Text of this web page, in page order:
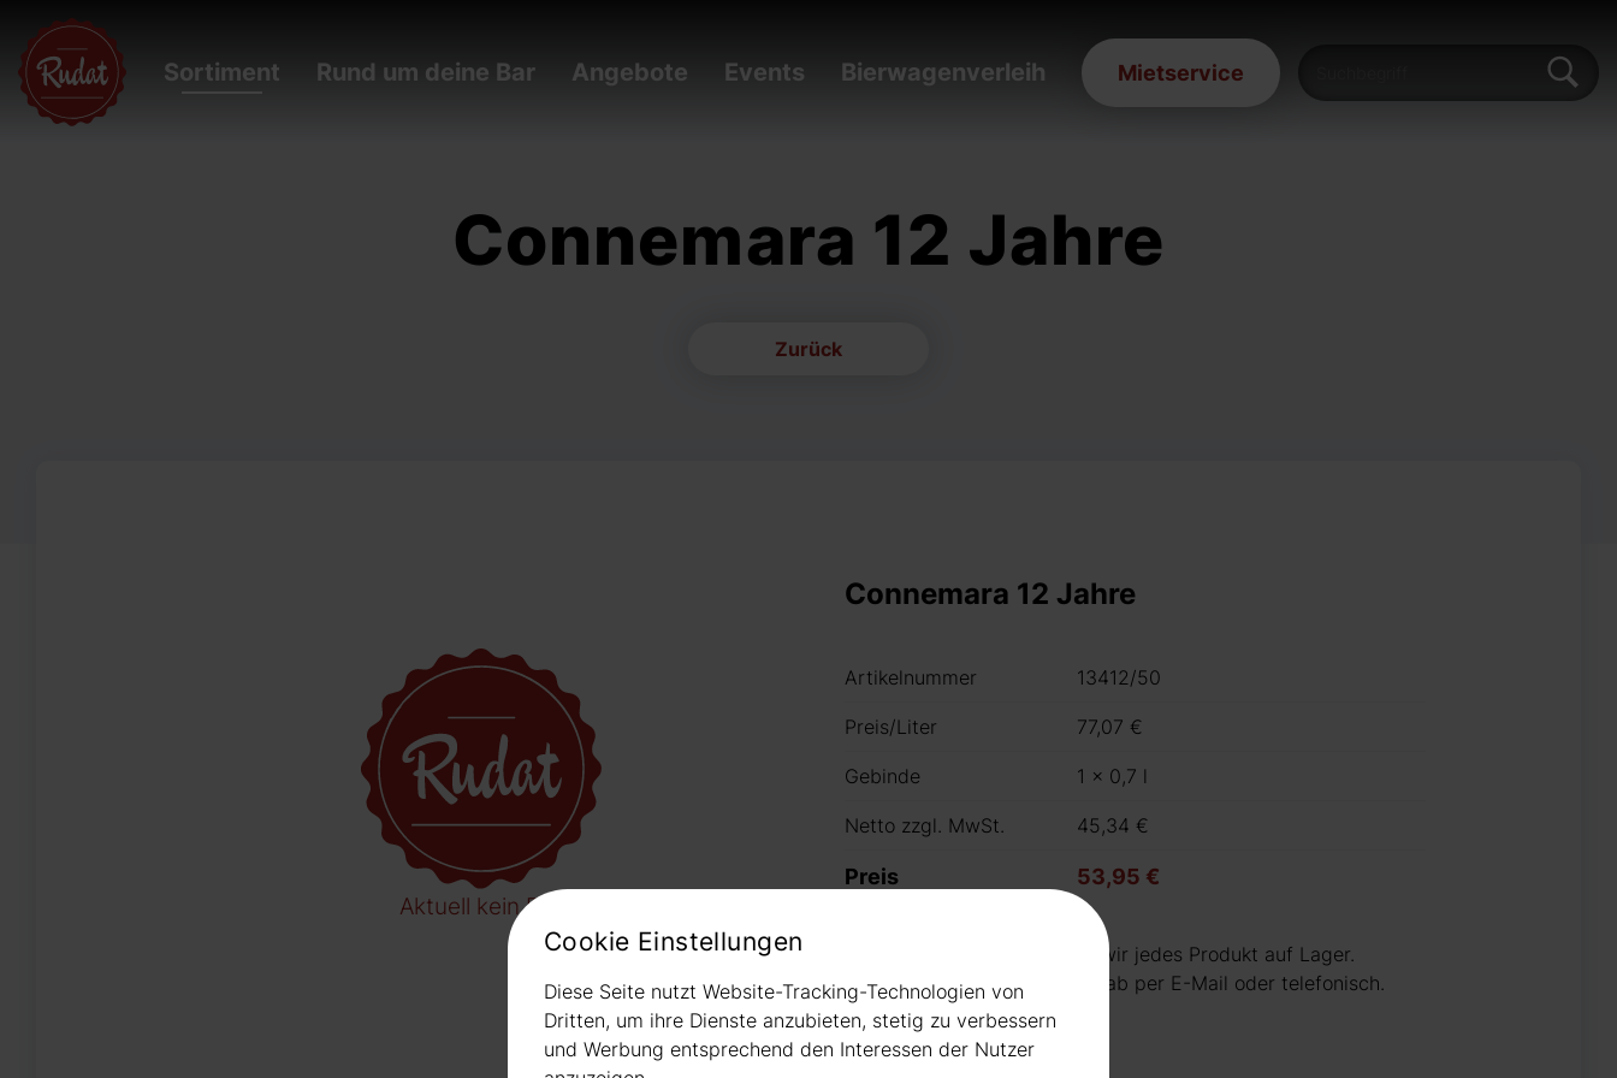
Sortiment Rund um deine Bar Angebote Events Bierwagenverleih Mietservice
Connemara 12 Jahre
Zurück
Aktuell kein Bild
Connemara 12 Jahre
Artikelnummer 13412/50
Preis/Liter 77,07 €
Gebinde 1 x 0,7 l
Netto zzgl. MwSt. 45,34 €
Preis 53,95 €
Hinweis: nicht immer haben wir jedes Produkt auf Lager.
Bitte informieren Sie sich vorab per E-Mail oder telefonisch.
Cookie Einstellungen
Diese Seite nutzt Website-Tracking-Technologien von
Dritten, um ihre Dienste anzubieten, stetig zu verbessern
und Werbung entsprechend den Interessen der Nutzer